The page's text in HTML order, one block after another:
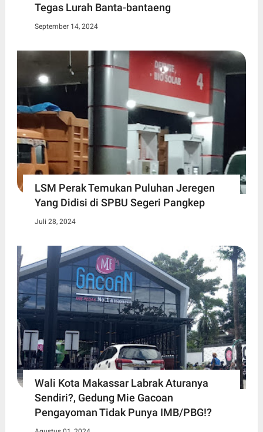
Tegas Lurah Banta-bantaeng
September 14, 2024
LSM Perak Temukan Puluhan Jeregen
Yang Didisi di SPBU Segeri Pangkep
Juli 28, 2024
Wali Kota Makassar Labrak Aturanya
Sendiri?, Gedung Mie Gacoan
Pengayoman Tidak Punya IMB/PBG!?